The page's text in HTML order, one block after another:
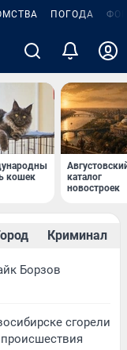
ПОГОДА
кошек
каталог
новостроек
Криминал
Борзов
сгорели